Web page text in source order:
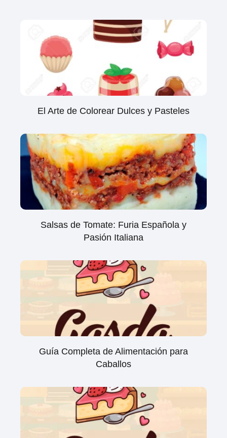
El Arte de Colorear Dulces y Pasteles
Salsas de Tomate: Furia Española y
Pasión Italiana
Guía Completa de Alimentación para
Caballos